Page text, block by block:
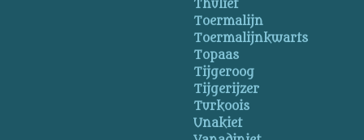
Thuliet
Toermalijn
Toermalijnkwarts
Topaas
Tijgeroog
Tijgerijzer
Turkoois
Unakiet